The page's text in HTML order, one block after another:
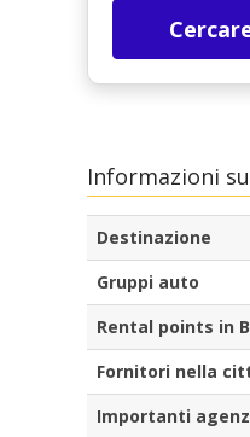
Informazioni
Destinazione
Gruppi auto
Rental points in
Fornitori nella
Importanti